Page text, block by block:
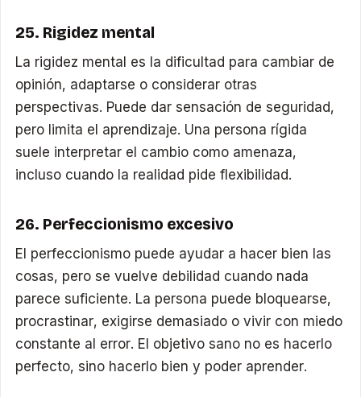
25. Rigidez mental
La rigidez mental es la dificultad para cambiar de
opinión, adaptarse o considerar otras
perspectivas. Puede dar sensación de seguridad,
pero limita el aprendizaje. Una persona rígida
suele interpretar el cambio como amenaza,
incluso cuando la realidad pide flexibilidad.
26. Perfeccionismo excesivo
El perfeccionismo puede ayudar a hacer bien las
cosas, pero se vuelve debilidad cuando nada
parece suficiente. La persona puede bloquearse,
procrastinar, exigirse demasiado o vivir con miedo
constante al error. El objetivo sano no es hacerlo
perfecto, sino hacerlo bien y poder aprender.